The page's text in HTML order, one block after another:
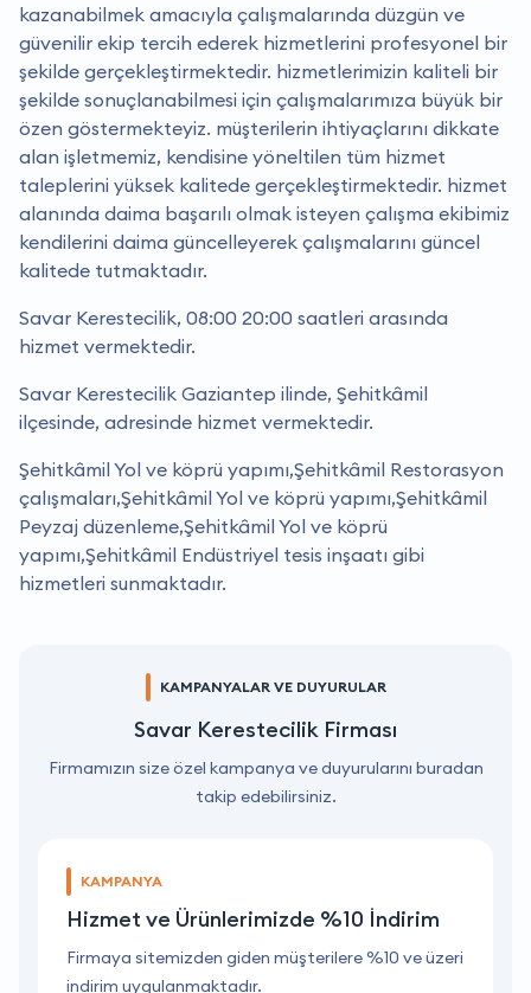
kazanabilmek amacıyla çalışmalarında düzgün ve
güvenilir ekip tercih ederek hizmetlerini profesyonel bir
şekilde gerçekleştirmektedir. hizmetlerimizin kaliteli bir
şekilde sonuçlanabilmesi için çalışmalarımıza büyük bir
özen göstermekteyiz. müşterilerin ihtiyaçlarını dikkate
alan işletmemiz, kendisine yöneltilen tüm hizmet
taleplerini yüksek kalitede gerçekleştirmektedir. hizmet
alanında daima başarılı olmak isteyen çalışma ekibimiz
kendilerini daima güncelleyerek çalışmalarını güncel
kalitede tutmaktadır.
Savar Kerestecilik, 08:00 20:00 saatleri arasında
hizmet vermektedir.
Savar Kerestecilik Gaziantep ilinde, Şehitkâmil
ilçesinde, adresinde hizmet vermektedir.
Şehitkâmil Yol ve köprü yapımı,Şehitkâmil Restorasyon
çalışmaları,Şehitkâmil Yol ve köprü yapımı,Şehitkâmil
Peyzaj düzenleme,Şehitkâmil Yol ve köprü
yapımı,Şehitkâmil Endüstriyel tesis inşaatı gibi
hizmetleri sunmaktadır.
KAMPANYALAR VE DUYURULAR
Savar Kerestecilik Firması
Firmamızın size özel kampanya ve duyurularını buradan
takip edebilirsiniz.
KAMPANYA
Hizmet ve Ürünlerimizde %10 İndirim
Firmaya sitemizden giden müşterilere %10 ve üzeri
indirim uygulanmaktadır.